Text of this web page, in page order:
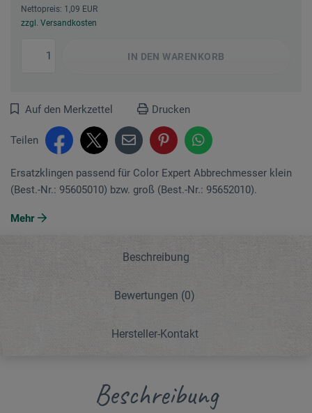
Nettopreis: 1,09 EUR
zzgl. Versandkosten
IN DEN WARENKORB
Auf den Merkzettel Drucken
Teilen
Ersatzklingen passend für Color Expert Abbrechmesser klein
(Best.-Nr.: 95605010) bzw. groß (Best.-Nr.: 95652010).
Mehr
Beschreibung
Bewertungen (0)
Hersteller-Kontakt
Beschreibung